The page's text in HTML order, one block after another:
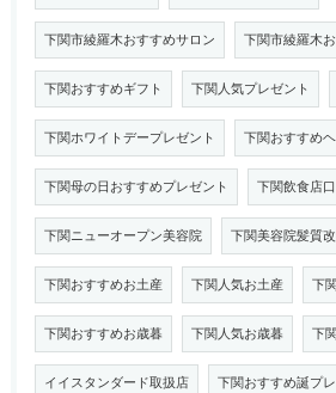
下関市綾羅木おすすめサロン 下関市綾羅木
下関おすすめギフト 下関人気プレゼント
下関ホワイトデープレゼント 下関おすすめ
下関母の日おすすめプレゼント 下関飲食店
下関ニューオープン美容院 下関美容院髪質
下関おすすめお土産 下関人気お土産 下
下関おすすめお歳暮 下関人気お歳暮 下
イイスタンダード取扱店 下関おすすめ誕プレ